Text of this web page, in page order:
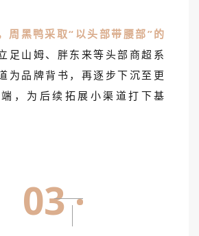
周黑鸭采取“以头部带腰部”的
足山姆、胖东来等头部商超系
为品牌背书，再逐步下沉至更
，为后续拓展小渠道打下基
03